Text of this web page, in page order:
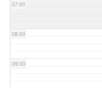
07:00
08:00
09:00